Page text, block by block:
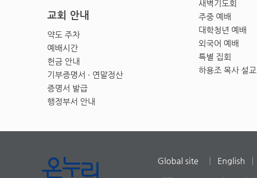
새벽기도회
주중 예배
대학청년 예배
외국어 예배
특별 집회
하용조 목사 설교
교회 안내
약도 주차
예배시간
헌금 안내
기부증명서 · 연말정산
증명서 발급
행정부서 안내
Global site English